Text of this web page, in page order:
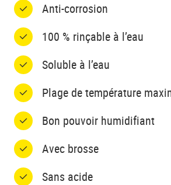
Anti-corrosion
100 % rinçable à l’eau
Soluble à l’eau
Plage de température
Bon pouvoir humidifiant
Avec brosse
Sans acide